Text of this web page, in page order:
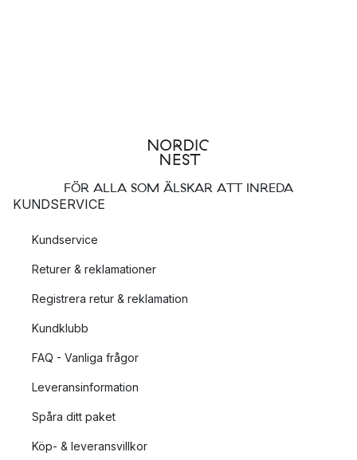
FÖR ALLA SOM ÄLSKAR ATT INREDA
KUNDSERVICE
Kundservice
Returer & reklamationer
Registrera retur & reklamation
Kundklubb
FAQ - Vanliga frågor
Leveransinformation
Spåra ditt paket
Köp- & leveransvillkor